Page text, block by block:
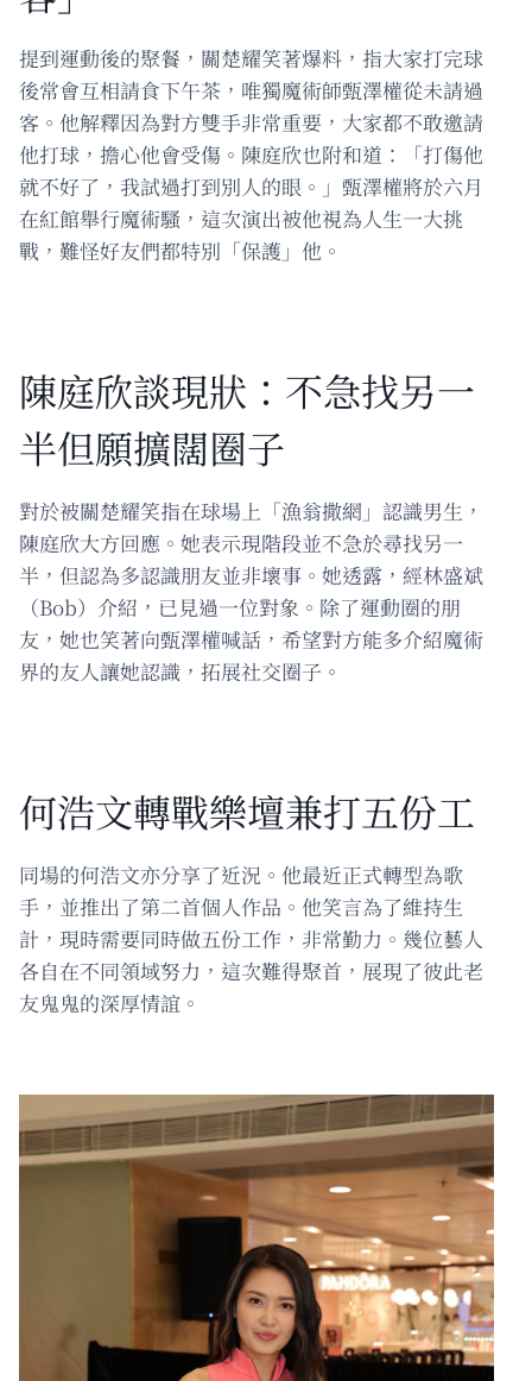
提到運動後的聚餐，關楚耀笑著爆料，指大家打完球
後常會互相請食下午茶，唯獨魔術師甄澤權從未請過
客。他解釋因為對方雙手非常重要，大家都不敢邀請
他打球，擔心他會受傷。陳庭欣也附和道：「打傷他
就不好了，我試過打到別人的眼。」甄澤權將於六月
在紅館舉行魔術騷，這次演出被他視為人生一大挑
戰，難怪好友們都特別「保護」他。
陳庭欣談現狀：不急找另一
半但願擴闊圈子
對於被關楚耀笑指在球場上「漁翁撒網」認識男生，
陳庭欣大方回應。她表示現階段並不急於尋找另一
半，但認為多認識朋友並非壞事。她透露，經林盛斌
（Bob）介紹，已見過一位對象。除了運動圈的朋
友，她也笑著向甄澤權喊話，希望對方能多介紹魔術
界的友人讓她認識，拓展社交圈子。
何浩文轉戰樂壇兼打五份工
同場的何浩文亦分享了近況。他最近正式轉型為歌
手，並推出了第二首個人作品。他笑言為了維持生
計，現時需要同時做五份工作，非常勤力。幾位藝人
各自在不同領域努力，這次難得聚首，展現了彼此老
友鬼鬼的深厚情誼。